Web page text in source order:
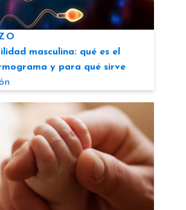
masculina: qué es el
y para qué sirve